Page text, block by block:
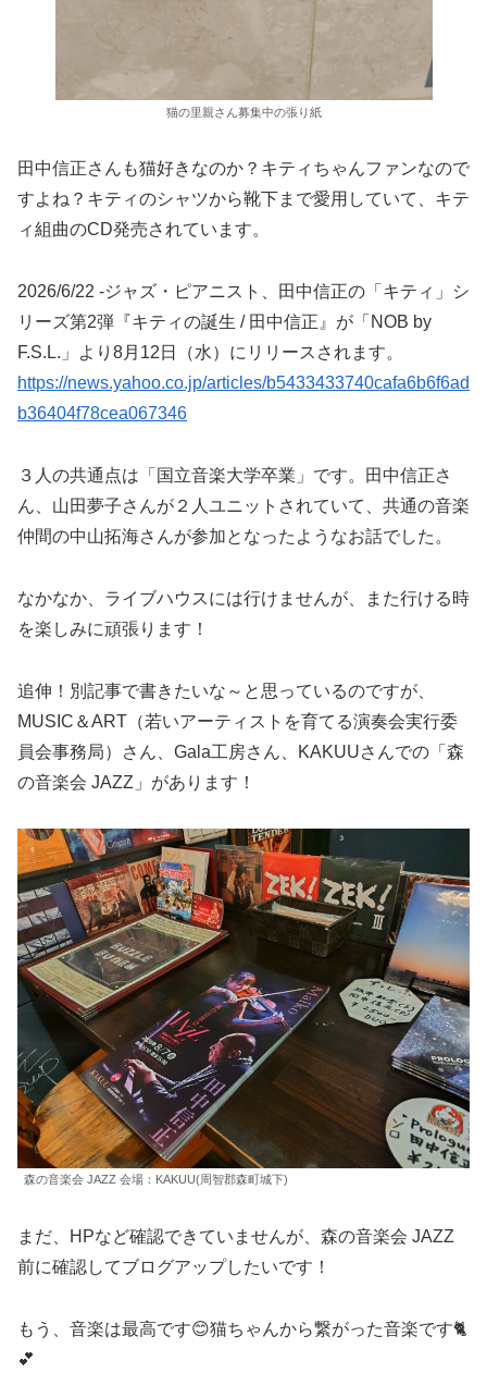
猫の里親さん募集中の張り紙
田中信正さんも猫好きなのか？キティちゃんファンなので
すよね？キティのシャツから靴下まで愛用していて、キテ
ィ組曲のCD発売されています。
2026/6/22 -ジャズ・ピアニスト、田中信正の「キティ」シ
リーズ第2弾『キティの誕生 / 田中信正』が「NOB by
F.S.L.」より8月12日（水）にリリースされます。
https://news.yahoo.co.jp/articles/b5433433740cafa6b6f6ad
b36404f78cea067346
３人の共通点は「国立音楽大学卒業」です。田中信正さ
ん、山田夢子さんが２人ユニットされていて、共通の音楽
仲間の中山拓海さんが参加となったようなお話でした。
なかなか、ライブハウスには行けませんが、また行ける時
を楽しみに頑張ります！
追伸！別記事で書きたいな～と思っているのですが、
MUSIC＆ART（若いアーティストを育てる演奏会実行委
員会事務局）さん、Gala工房さん、KAKUUさんでの「森
の音楽会 JAZZ」があります！
森の音楽会 JAZZ 会場：KAKUU(周智郡森町城下)
まだ、HPなど確認できていませんが、森の音楽会 JAZZ
前に確認してブログアップしたいです！
もう、音楽は最高です😊猫ちゃんから繋がった音楽です🐈
💕